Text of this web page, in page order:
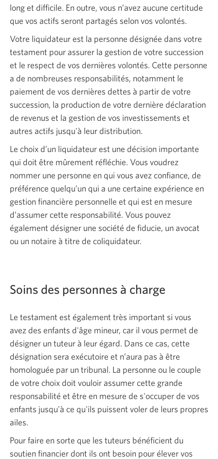
long et difficile. En outre, vous n’avez aucune certitude
que vos actifs seront partagés selon vos volontés.
Votre liquidateur est la personne désignée dans votre
testament pour assurer la gestion de votre succession
et le respect de vos dernières volontés. Cette personne
a de nombreuses responsabilités, notamment le
paiement de vos dernières dettes à partir de votre
succession, la production de votre dernière déclaration
de revenus et la gestion de vos investissements et
autres actifs jusqu'à leur distribution.
Le choix d’un liquidateur est une décision importante
qui doit être mûrement réfléchie. Vous voudrez
nommer une personne en qui vous avez confiance, de
préférence quelqu’un qui a une certaine expérience en
gestion financière personnelle et qui est en mesure
d’assumer cette responsabilité. Vous pouvez
également désigner une société de fiducie, un avocat
ou un notaire à titre de coliquidateur.
Soins des personnes à charge
Le testament est également très important si vous
avez des enfants d'âge mineur, car il vous permet de
désigner un tuteur à leur égard. Dans ce cas, cette
désignation sera exécutoire et n’aura pas à être
homologuée par un tribunal. La personne ou le couple
de votre choix doit vouloir assumer cette grande
responsabilité et être en mesure de s'occuper de vos
enfants jusqu'à ce qu'ils puissent voler de leurs propres
ailes.
Pour faire en sorte que les tuteurs bénéficient du
soutien financier dont ils ont besoin pour élever vos